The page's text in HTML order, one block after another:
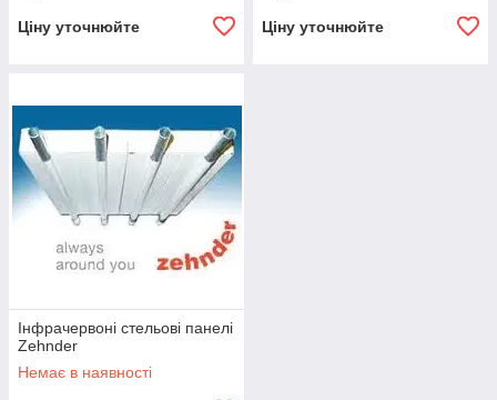
Ціну уточнюйте Ціну уточнюйте
Інфрачервоні стельові панелі
Zehnder
Немає в наявності